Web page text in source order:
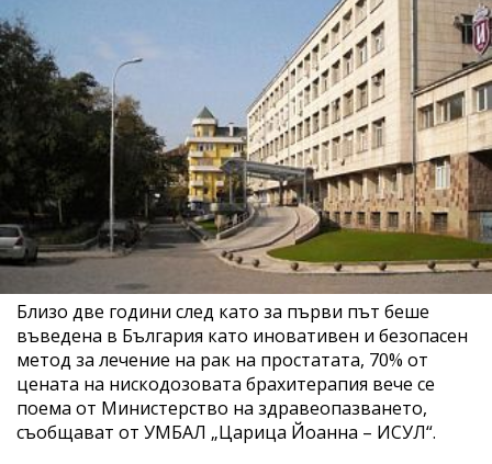
Близо две години след като за първи път беше
въведена в България като иновативен и безопасен
метод за лечение на рак на простатата, 70% от
цената на нискодозовата брахитерапия вече се
поема от Министерство на здравеопазването,
съобщават от УМБАЛ „Царица Йоанна – ИСУЛ“.